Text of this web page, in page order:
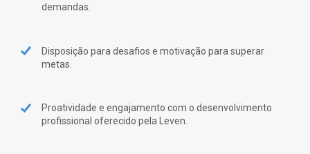
demandas.
Disposição para desafios e motivação para superar
metas.
Proatividade e engajamento com o desenvolvimento
profissional oferecido pela Leven.